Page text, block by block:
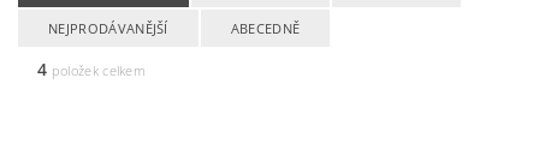
NEJPRODÁVANĚJŠÍ ABECEDNĚ
4 položek celkem